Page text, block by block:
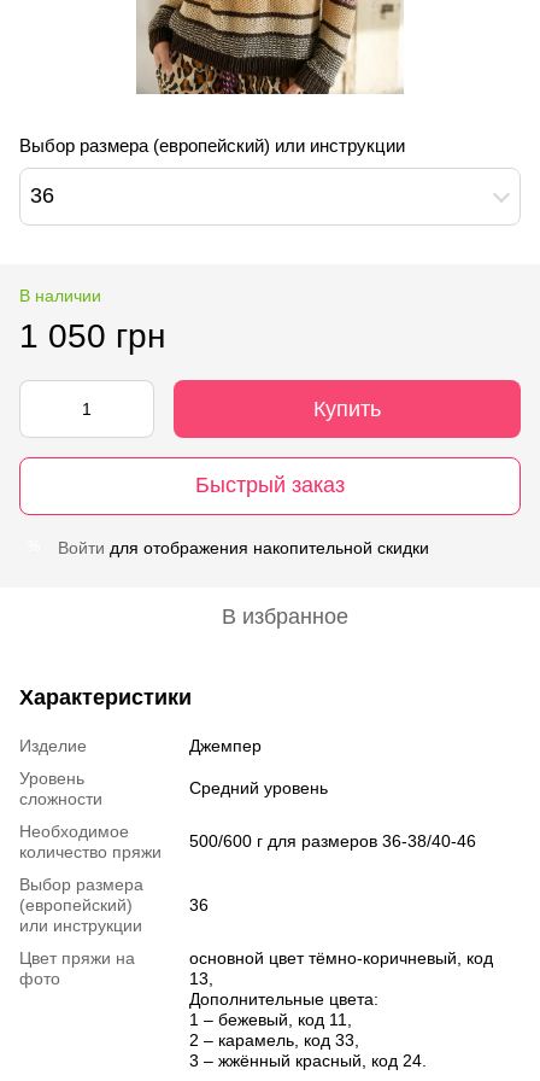
Выбор размера (европейский) или инструкции
36
В наличии
1 050 грн
Купить
Быстрый заказ
Войти для отображения накопительной скидки
В избранное
Характеристики
Изделие
Джемпер
Уровень
сложности
Средний уровень
Необходимое
количество пряжи
500/600 г для размеров 36-38/40-46
Выбор размера
(европейский)
или инструкции
36
Цвет пряжи на
фото
основной цвет тёмно-коричневый, код
13,
Дополнительные цвета:
1 – бежевый, код 11,
2 – карамель, код 33,
3 – жжённый красный, код 24.